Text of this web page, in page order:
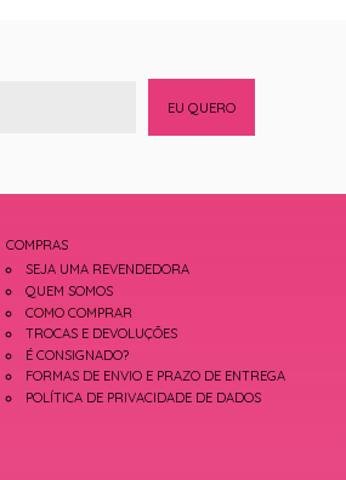
EU QUERO
COMPRAS
SEJA UMA REVENDEDORA
QUEM SOMOS
COMO COMPRAR
TROCAS E DEVOLUÇÕES
É CONSIGNADO?
FORMAS DE ENVIO E PRAZO DE ENTREGA
POLÍTICA DE PRIVACIDADE DE DADOS